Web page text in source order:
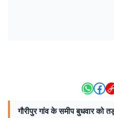
गौरीपुर गांव के समीप बुधवार को